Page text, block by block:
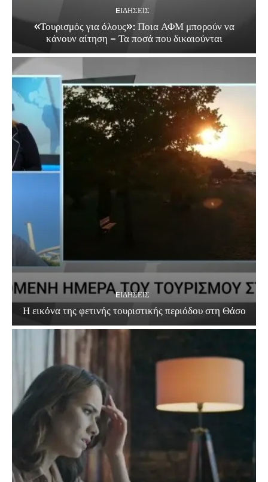
EΙΔΗΣΕΙΣ
«Τουρισμός για όλους»: Ποια ΑΦΜ μπορούν να
κάνουν αίτηση – Τα ποσά που δικαιούνται
EΙΔΗΣΕΙΣ
Η εικόνα της φετινής τουριστικής περιόδου στη Θάσο